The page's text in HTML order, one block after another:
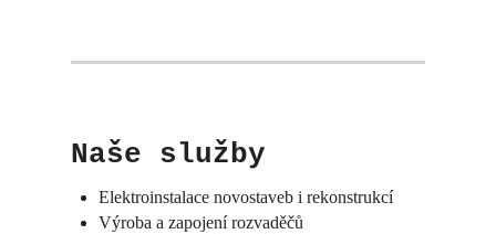
Naše služby
Elektroinstalace novostaveb i rekonstrukcí
Výroba a zapojení rozvaděčů